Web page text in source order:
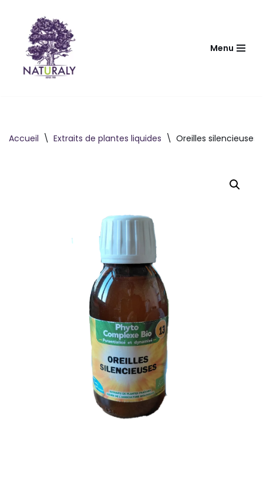
contenu
Menu
Accueil \ Extraits de plantes liquides \ Oreilles silencieuses